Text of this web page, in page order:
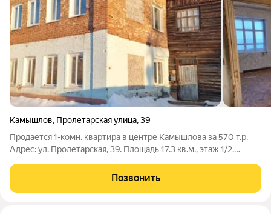
Камышлов, Пролетарская улица,39
Продается 1-комн. квартира в центре Камышлова за 570 т.р.
Адрес: ул. Пролетарская, 39. Площадь 17.3 кв.м., этаж 1/2.
Возможен
Позвонить